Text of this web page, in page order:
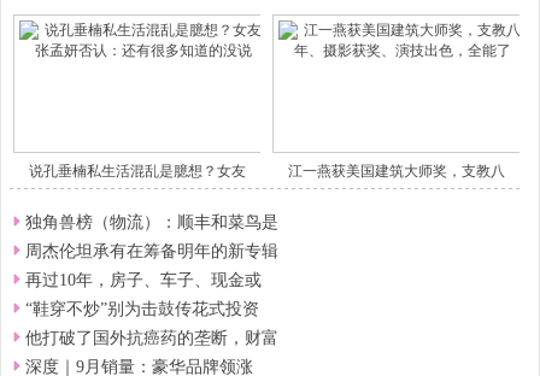
说孔垂楠私生活混乱是臆想？女友 江一燕获美国建筑大师奖，支教八
独角兽榜（物流）：顺丰和菜鸟是
周杰伦坦承有在筹备明年的新专辑
再过10年，房子、车子、现金或
“鞋穿不炒”别为击鼓传花式投资
他打破了国外抗癌药的垄断，财富
深度｜9月销量：豪华品牌领涨